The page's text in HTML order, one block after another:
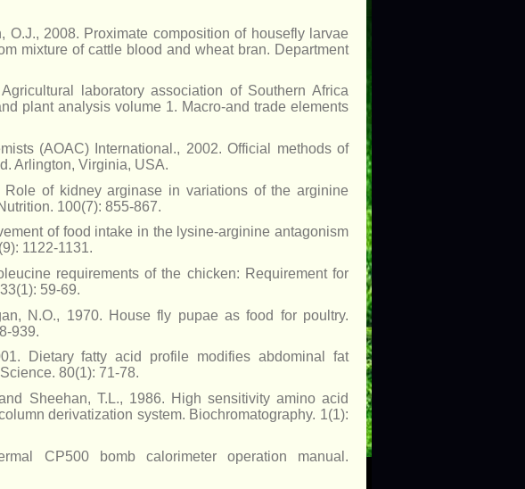
O.J., 2008. Proximate composition of housefly larvae
mixture of cattle blood and wheat bran. Department
laboratory association of Southern Africa
plant analysis volume 1. Macro-and trade elements
(AOAC) International., 2002. Official methods of
Arlington, Virginia, USA.
of kidney arginase in variations of the arginine
100(7): 855-867.
of food intake in the lysine-arginine antagonism
1122-1131.
requirements of the chicken: Requirement for
59-69.
N.O., 1970. House fly pupae as food for poultry.
939.
Dietary fatty acid profile modifies abdominal fat
80(1): 71-78.
Sheehan, T.L., 1986. High sensitivity amino acid
derivatization system. Biochromatography. 1(1):
CP500 bomb calorimeter operation manual.